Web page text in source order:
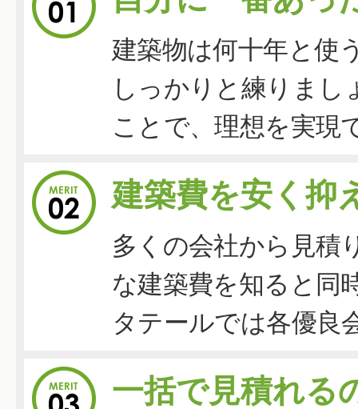
建築物は何十年と使
しっかりと練りまし
ことで、理想を実現
建築費を安く抑
多くの会社から見積
な建築費を知ると同
タテールでは各優良
一括で見積れる